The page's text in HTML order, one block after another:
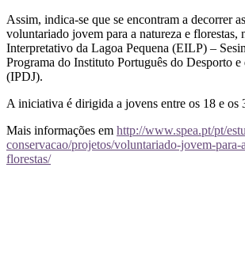
Assim, indica-se que se encontram a decorrer
voluntariado jovem para a natureza e florestas,
Interpretativo da Lagoa Pequena (EILP) –
Programa do Instituto Português do Desporto e
(IPDJ).
A iniciativa é dirigida a jovens entre os 18 e os
Mais informações em http://www.spea.pt/pt/
conservacao/projetos/voluntariado-jovem-para-
florestas/